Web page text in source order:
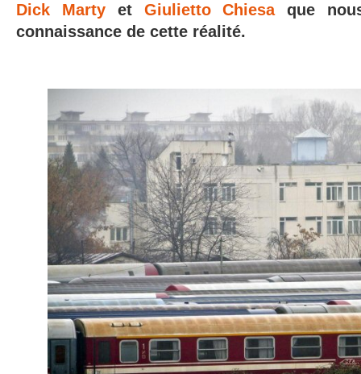
Dick Martyet Giulietto Chiesaque
connaissance de cette réalité.